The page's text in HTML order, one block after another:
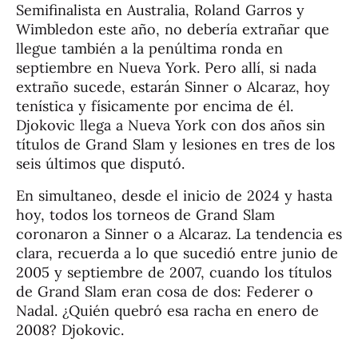
Semifinalista en Australia, Roland Garros y
Wimbledon este año, no debería extrañar que
llegue también a la penúltima ronda en
septiembre en Nueva York. Pero allí, si nada
extraño sucede, estarán Sinner o Alcaraz, hoy
tenística y físicamente por encima de él.
Djokovic llega a Nueva York con dos años sin
títulos de Grand Slam y lesiones en tres de los
seis últimos que disputó.
En simultaneo, desde el inicio de 2024 y hasta
hoy, todos los torneos de Grand Slam
coronaron a Sinner o a Alcaraz. La tendencia es
clara, recuerda a lo que sucedió entre junio de
2005 y septiembre de 2007, cuando los títulos
de Grand Slam eran cosa de dos: Federer o
Nadal. ¿Quién quebró esa racha en enero de
2008? Djokovic.